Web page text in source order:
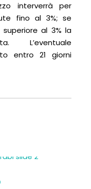
interverrà per
fino al 3%; se
superiore al 3% la
L’eventuale
entro 21 giorni